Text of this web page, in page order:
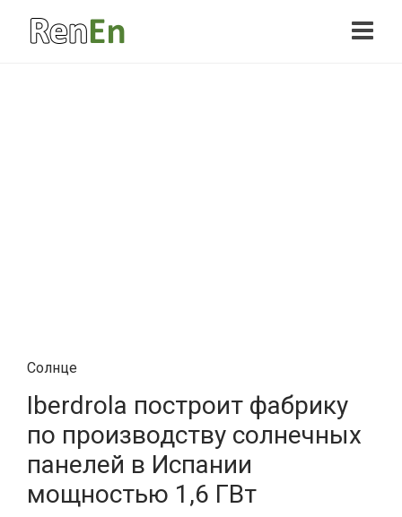
Солнце
Iberdrola построит фабрику
по производству солнечных
панелей в Испании
мощностью 1,6 ГВт